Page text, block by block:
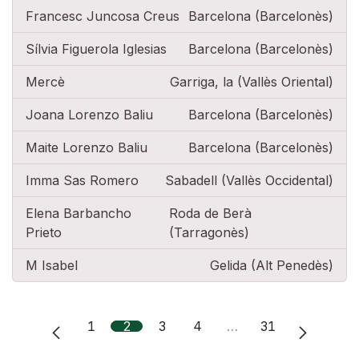
Francesc Juncosa Creus Barcelona (Barcelonès)
Sílvia Figuerola Iglesias Barcelona (Barcelonès)
Mercè Garriga, la (Vallès Oriental)
Joana Lorenzo Baliu Barcelona (Barcelonès)
Maite Lorenzo Baliu Barcelona (Barcelonès)
Imma Sas Romero Sabadell (Vallès Occidental)
Elena Barbancho
Prieto
Roda de Berà
(Tarragonès)
M Isabel Gelida (Alt Penedès)
1 2 3 4 … 31